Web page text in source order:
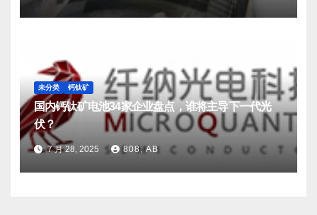
未分类 钙钛矿
国内钙钛矿电池34家企业盘点，谁将主导下一代光
伏？
7 月 28, 2025 808, AB